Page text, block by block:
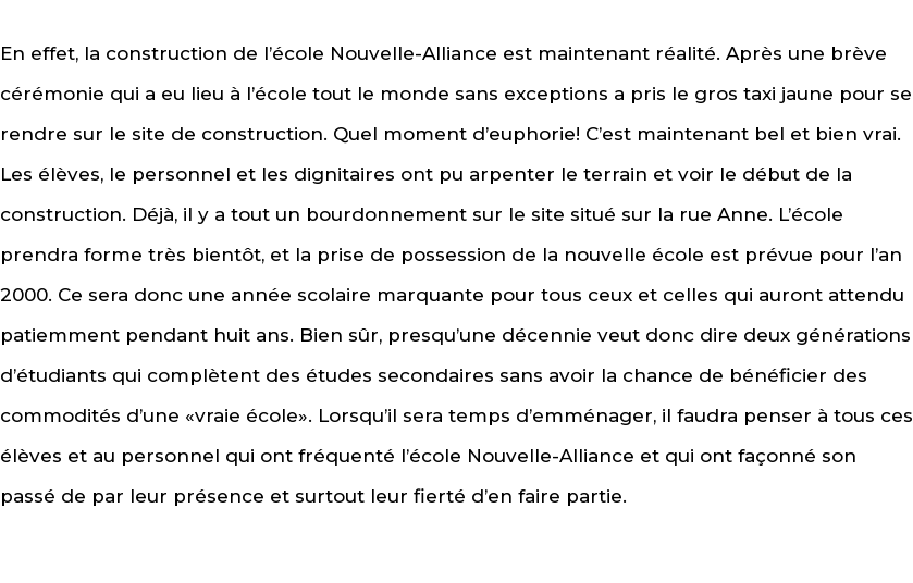
En effet, la construction de l’école Nouvelle-Alliance est maintenant réalité. Après une brève
cérémonie qui a eu lieu à l’école tout le monde sans exceptions a pris le gros taxi jaune pour se
rendre sur le site de construction. Quel moment d’euphorie! C’est maintenant bel et bien vrai.
Les élèves, le personnel et les dignitaires ont pu arpenter le terrain et voir le début de la
construction. Déjà, il y a tout un bourdonnement sur le site situé sur la rue Anne. L’école
prendra forme très bientôt, et la prise de possession de la nouvelle école est prévue pour l’an
2000. Ce sera donc une année scolaire marquante pour tous ceux et celles qui auront attendu
patiemment pendant huit ans. Bien sûr, presqu’une décennie veut donc dire deux générations
d’étudiants qui complètent des études secondaires sans avoir la chance de bénéficier des
commodités d’une «vraie école». Lorsqu’il sera temps d’emménager, il faudra penser à tous ces
élèves et au personnel qui ont fréquenté l’école Nouvelle-Alliance et qui ont façonné son
passé de par leur présence et surtout leur fierté d’en faire partie.